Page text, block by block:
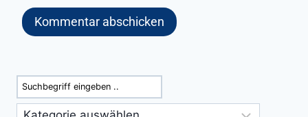
Suchen
Kategorien